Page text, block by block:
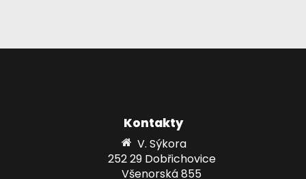
Kontakty
V. Sýkora
252 29 Dobřichovice
Všenorská 855